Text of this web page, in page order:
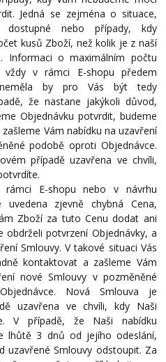
Jedná se zejména o situace,
nebo případy, kdy
kusů Zboží, než kolik je z naší
Informaci o maximálním počtu
vždy v rámci E-shopu předem
by pro Vás být tedy
že nastane jakýkoli důvod,
Objednávku potvrdit, budeme
Vám nabídku na uzavření
podobě oproti Objednávce.
případě uzavřena ve chvíli,
E-shopu nebo v návrhu
uvedena zjevně chybná Cena,
Zboží za tuto Cenu dodat ani
obdrželi potvrzení Objednávky, a
Smlouvy. V takové situaci Vás
kontaktovat a zašleme Vám
nové Smlouvy v pozměněné
Nová Smlouva je
uzavřena ve chvíli, kdy Naši
V případě, že Naši nabídku
lhůtě 3 dnů od jejího odeslání,
uzavřené Smlouvy odstoupit. Za